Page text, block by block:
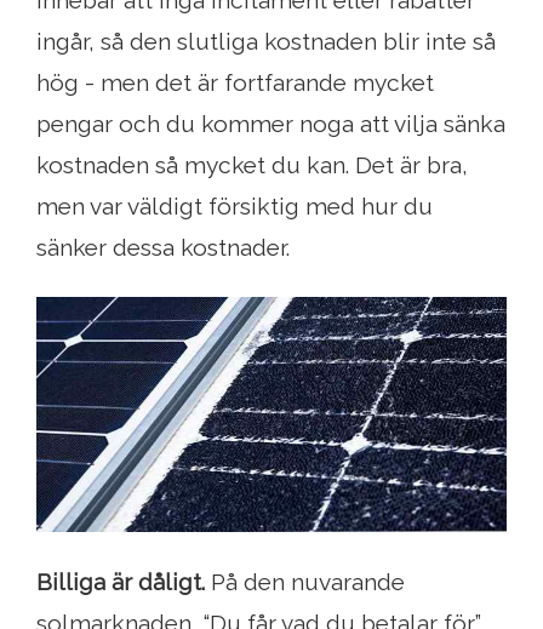
ingår, så den slutliga kostnaden blir inte så
hög - men det är fortfarande mycket
pengar och du kommer noga att vilja sänka
kostnaden så mycket du kan. Det är bra,
men var väldigt försiktig med hur du
sänker dessa kostnader.
Billiga är dåligt. På den nuvarande
solmarknaden, “Du får vad du betalar för”